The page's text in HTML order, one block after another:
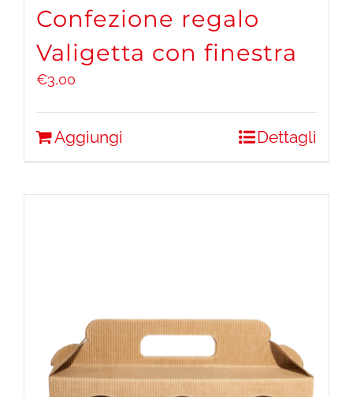
Confezione regalo
Valigetta con finestra
€3,00
Aggiungi Dettagli